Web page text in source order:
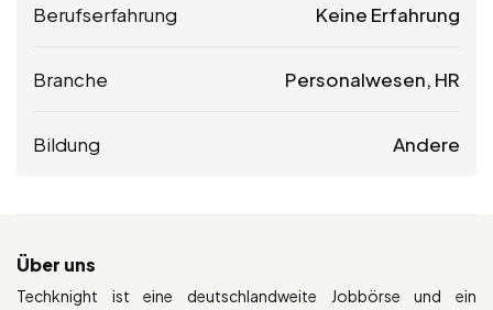
Berufserfahrung Keine Erfahrung
Branche Personalwesen, HR
Bildung Andere
Über uns
Techknight ist eine deutschlandweite Jobbörse und ein